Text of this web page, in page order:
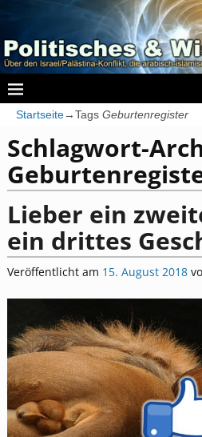
Startseite→Tags Geburtenregister
Schlagwort-
Lieber ein
ein drittes
Veröffentlicht am 15. August 2018